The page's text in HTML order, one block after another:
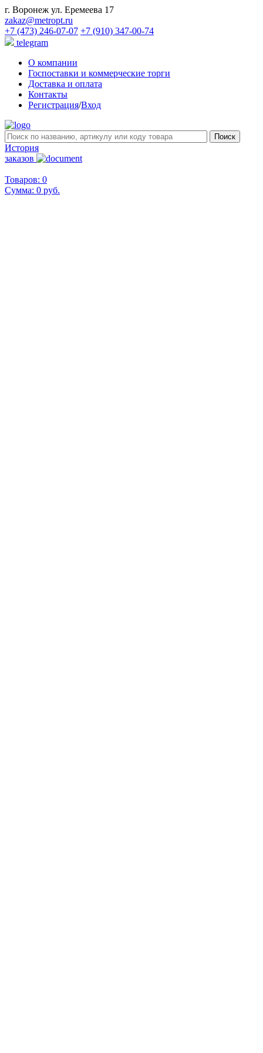
г. Воронеж ул. Еремеева 17
zakaz@metropt.ru
+7 (473) 246-07-07 +7 (910) 347-00-74
telegram
О компании
Госпоставки и коммерческие торги
Доставка и оплата
Контакты
Регистрация/Вход
История
заказов
Товаров: 0
Сумма: 0 руб.